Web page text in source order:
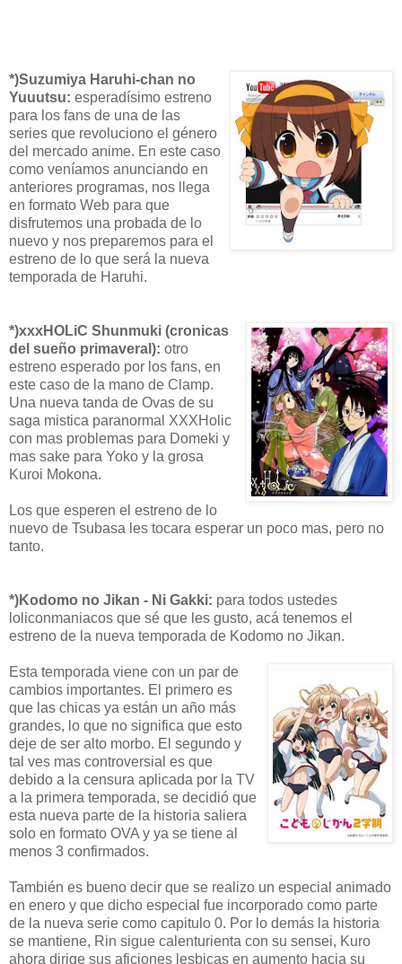
*)Suzumiya Haruhi-chan no
Yuuutsu: esperadísimo estreno
para los fans de una de las
series que revoluciono el género
del mercado anime. En este caso
como veníamos anunciando en
anteriores programas, nos llega
en formato Web para que
disfrutemos una probada de lo
nuevo y nos preparemos para el
estreno de lo que será la nueva
temporada de Haruhi.
*)xxxHOLiC Shunmuki (cronicas
del sueño primaveral): otro
estreno esperado por los fans, en
este caso de la mano de Clamp.
Una nueva tanda de Ovas de su
saga mistica paranormal XXXHolic
con mas problemas para Domeki y
mas sake para Yoko y la grosa
Kuroi Mokona.
Los que esperen el estreno de lo
nuevo de Tsubasa les tocara esperar un poco mas, pero no
tanto.
*)Kodomo no Jikan - Ni Gakki: para todos ustedes
loliconmaniacos que sé que les gusto, acá tenemos el
estreno de la nueva temporada de Kodomo no Jikan.
Esta temporada viene con un par de
cambios importantes. El primero es
que las chicas ya están un año más
grandes, lo que no significa que esto
deje de ser alto morbo. El segundo y
tal ves mas controversial es que
debido a la censura aplicada por la TV
a la primera temporada, se decidió que
esta nueva parte de la historia saliera
solo en formato OVA y ya se tiene al
menos 3 confirmados.
También es bueno decir que se realizo un especial animado
en enero y que dicho especial fue incorporado como parte
de la nueva serie como capitulo 0. Por lo demás la historia
se mantiene, Rin sigue calenturienta con su sensei, Kuro
ahora dirige sus aficiones lesbicas en aumento hacia su